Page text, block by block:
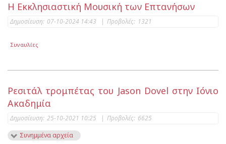
Η Εκκλησιαστική Μουσική των Επτανήσων
Δημοσίευση: 07-10-2024 14:43 | Προβολές: 1321
Συναυλίες
Ρεσιτάλ τρομπέτας του Jason Dovel στην Ιόνιο
Ακαδημία
Δημοσίευση: 25-10-2021 10:25 | Προβολές: 6625
Συνημμένα αρχεία